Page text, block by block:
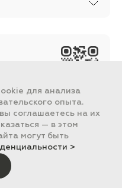
носит ознакомительный
определяемой
"ПОРТ" ИНН 2461018892,
для анализа
опыта.
соглашаетесь на их
— в этом
могут быть
>